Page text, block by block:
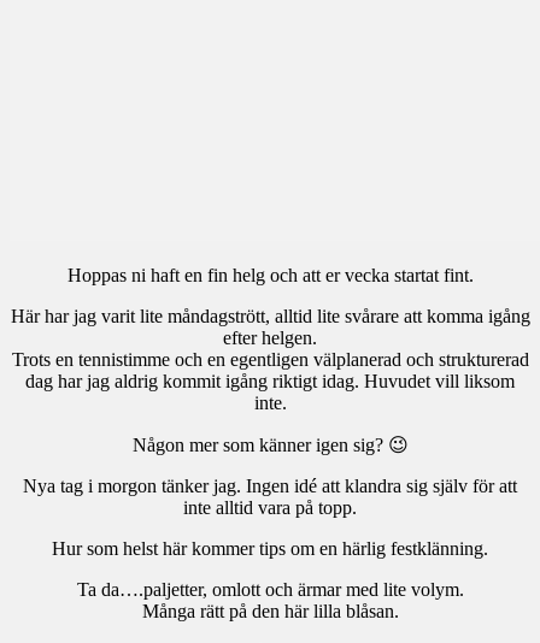
Hoppas ni haft en fin helg och att er vecka startat fint.
Här har jag varit lite måndagstrött, alltid lite svårare att komma igång
efter helgen.
Trots en tennistimme och en egentligen välplanerad och strukturerad
dag har jag aldrig kommit igång riktigt idag. Huvudet vill liksom
inte.
Någon mer som känner igen sig? 😉
Nya tag i morgon tänker jag. Ingen idé att klandra sig själv för att
inte alltid vara på topp.
Hur som helst här kommer tips om en härlig festklänning.
Ta da….paljetter, omlott och ärmar med lite volym.
Många rätt på den här lilla blåsan.